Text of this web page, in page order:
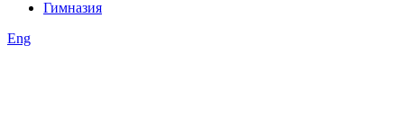
Гимназия
Eng